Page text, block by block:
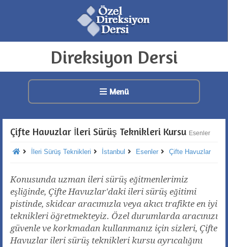
Direksiyon Dersi
Menü
Çifte Havuzlar İleri Sürüş Teknikleri Kursu Esenler
İleri Sürüş Teknikleri İstanbul Esenler Çifte Havuzlar
Konusunda uzman ileri sürüş eğitmenlerimiz
eşliğinde, Çifte Havuzlar'daki ileri sürüş eğitimi
pistinde, skidcar aracımızla veya akıcı trafikte en iyi
teknikleri öğretmekteyiz. Özel durumlarda aracınızı
güvenle ve korkmadan kullanmanız için sizleri, Çifte
Havuzlar ileri sürüş teknikleri kursu ayrıcalığını